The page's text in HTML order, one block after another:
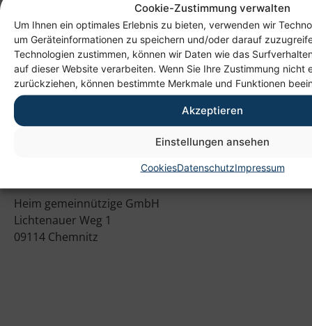
Cookie-Zustimmung verwalten
Um Ihnen ein optimales Erlebnis zu bieten, verwenden wir
um Geräteinformationen zu speichern und/oder darauf
Technologien zustimmen, können wir Daten wie das
auf dieser Website verarbeiten. Wenn Sie Ihre Zustimmung nicht
zurückziehen, können bestimmte Merkmale und Funktionen
Akzeptieren
Einstellungen ansehen
CookiesDatenschutzImpressum
#pflegedienstleitung #pdl #praxisanleitung
Heim gemeinnützige GmbH
Lichtenauer Weg 1
09114 Chemnitz